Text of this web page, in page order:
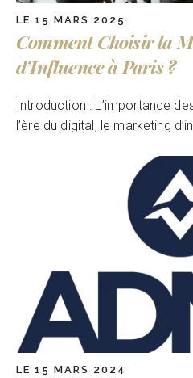
LE 15 MARS 2025
Comment Choisir la
d’Influence à Paris ?
Introduction : L’importance
l’ère du digital, le marketing
LE 15 MARS 2024